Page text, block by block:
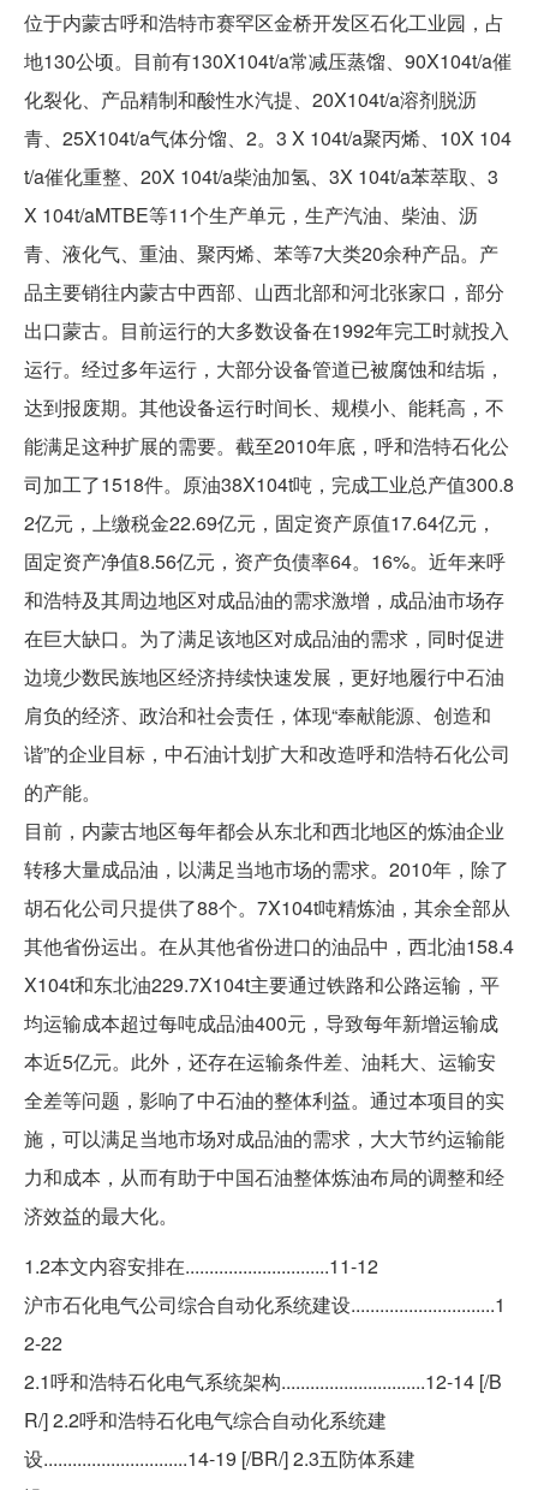
位于内蒙古呼和浩特市赛罕区金桥开发区石化工业园，占
地130公顷。目前有130X104t/a常减压蒸馏、90X104t/a催
化裂化、产品精制和酸性水汽提、20X104t/a溶剂脱沥
青、25X104t/a气体分馏、2。3 X 104t/a聚丙烯、10X 104
t/a催化重整、20X 104t/a柴油加氢、3X 104t/a苯萃取、3
X 104t/aMTBE等11个生产单元，生产汽油、柴油、沥
青、液化气、重油、聚丙烯、苯等7大类20余种产品。产
品主要销往内蒙古中西部、山西北部和河北张家口，部分
出口蒙古。目前运行的大多数设备在1992年完工时就投入
运行。经过多年运行，大部分设备管道已被腐蚀和结垢，
达到报废期。其他设备运行时间长、规模小、能耗高，不
能满足这种扩展的需要。截至2010年底，呼和浩特石化公
司加工了1518件。原油38X104t吨，完成工业总产值300.8
2亿元，上缴税金22.69亿元，固定资产原值17.64亿元，
固定资产净值8.56亿元，资产负债率64。16%。近年来呼
和浩特及其周边地区对成品油的需求激增，成品油市场存
在巨大缺口。为了满足该地区对成品油的需求，同时促进
边境少数民族地区经济持续快速发展，更好地履行中石油
肩负的经济、政治和社会责任，体现“奉献能源、创造和
谐”的企业目标，中石油计划扩大和改造呼和浩特石化公司
的产能。
目前，内蒙古地区每年都会从东北和西北地区的炼油企业
转移大量成品油，以满足当地市场的需求。2010年，除了
胡石化公司只提供了88个。7X104t吨精炼油，其余全部从
其他省份运出。在从其他省份进口的油品中，西北油158.4
X104t和东北油229.7X104t主要通过铁路和公路运输，平
均运输成本超过每吨成品油400元，导致每年新增运输成
本近5亿元。此外，还存在运输条件差、油耗大、运输安
全差等问题，影响了中石油的整体利益。通过本项目的实
施，可以满足当地市场对成品油的需求，大大节约运输能
力和成本，从而有助于中国石油整体炼油布局的调整和经
济效益的最大化。
1.2本文内容安排在..............................11-12
沪市石化电气公司综合自动化系统建设..............................1
2-22
2.1呼和浩特石化电气系统架构..............................12-14 [/B
R/] 2.2呼和浩特石化电气综合自动化系统建
设..............................14-19 [/BR/] 2.3五防体系建